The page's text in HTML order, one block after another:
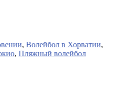
, Волейбол в Хорватии,
, Пляжный волейбол